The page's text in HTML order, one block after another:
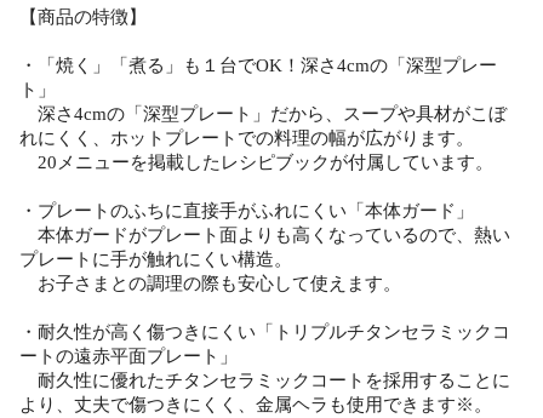
【商品の特徴】
・「焼く」「煮る」も１台でOK！深さ4cmの「深型プレー
ト」
深さ4cmの「深型プレート」だから、スープや具材がこぼ
れにくく、ホットプレートでの料理の幅が広がります。
20メニューを掲載したレシピブックが付属しています。
・プレートのふちに直接手がふれにくい「本体ガード」
本体ガードがプレート面よりも高くなっているので、熱い
プレートに手が触れにくい構造。
お子さまとの調理の際も安心して使えます。
・耐久性が高く傷つきにくい「トリプルチタンセラミックコ
ートの遠赤平面プレート」
耐久性に優れたチタンセラミックコートを採用することに
より、丈夫で傷つきにくく、金属ヘラも使用できます※。